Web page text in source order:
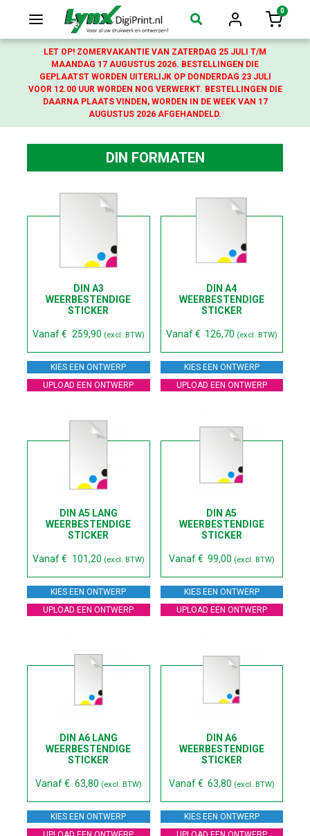
Login
0
LET OP! ZOMERVAKANTIE VAN ZATERDAG 25 JULI T/M
MAANDAG 17 AUGUSTUS 2026. BESTELLINGEN DIE
GEPLAATST WORDEN UITERLIJK OP DONDERDAG 23 JULI
VOOR 12.00 UUR WORDEN NOG VERWERKT. BESTELLINGEN DIE
DAARNA PLAATS VINDEN, WORDEN IN DE WEEK VAN 17
AUGUSTUS 2026 AFGEHANDELD.
DIN FORMATEN
DIN A3
WEERBESTENDIGE
STICKER
Vanaf€ 259,90 (excl. BTW)
KIES EEN ONTWERP
UPLOAD EEN ONTWERP
DIN A4
WEERBESTENDIGE
STICKER
Vanaf€ 126,70 (excl. BTW)
KIES EEN ONTWERP
UPLOAD EEN ONTWERP
DIN A5 LANG
WEERBESTENDIGE
STICKER
Vanaf€ 101,20 (excl. BTW)
KIES EEN ONTWERP
UPLOAD EEN ONTWERP
DIN A5
WEERBESTENDIGE
STICKER
Vanaf€ 99,00 (excl. BTW)
KIES EEN ONTWERP
UPLOAD EEN ONTWERP
DIN A6 LANG
WEERBESTENDIGE
STICKER
Vanaf€ 63,80 (excl. BTW)
KIES EEN ONTWERP
DIN A6
WEERBESTENDIGE
STICKER
Vanaf€ 63,80 (excl. BTW)
KIES EEN ONTWERP